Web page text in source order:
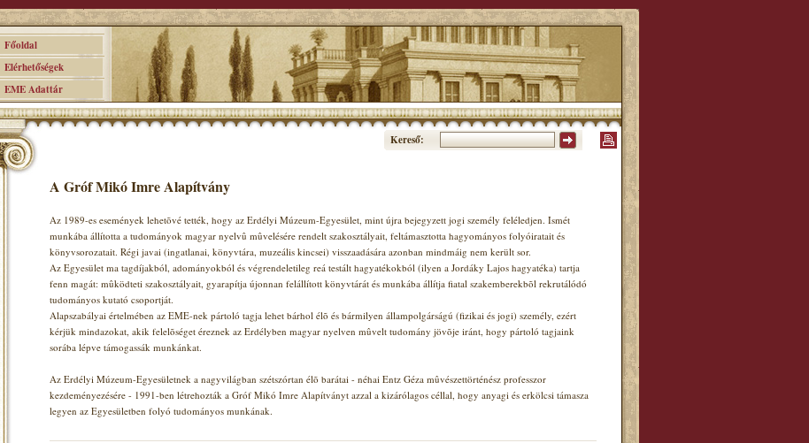
Főoldal
Elérhetőségek
EME Adattár
Kereső:
A Gróf Mikó Imre Alapítvány
Az 1989-es események lehetõvé tették, hogy az Erdélyi Múzeum-Egyesület, mint újra bejegyzett jogi személy feléledjen. Ismét
munkába állította a tudományok magyar nyelvû mûvelésére rendelt szakosztályait, feltámasztotta hagyományos folyóiratait és
könyvsorozatait. Régi javai (ingatlanai, könyvtára, muzeális kincsei) visszaadására azonban mindmáig nem került sor.
Az Egyesület ma tagdíjakból, adományokból és végrendeletileg reá testált hagyatékokból (ilyen a Jordáky Lajos hagyatéka) tartja
fenn magát: mûködteti szakosztályait, gyarapítja újonnan felállított könyvtárát és munkába állítja fiatal szakemberekbõl rekrutálódó
tudományos kutató csoportját.
Alapszabályai értelmében az EME-nek pártoló tagja lehet bárhol élõ és bármilyen állampolgárságú (fizikai és jogi) személy, ezért
kérjük mindazokat, akik felelõséget éreznek az Erdélyben magyar nyelven mûvelt tudomány jövõje iránt, hogy pártoló tagjaink
sorába lépve támogassák munkánkat.
Az Erdélyi Múzeum-Egyesületnek a nagyvilágban szétszórtan élõ barátai - néhai Entz Géza mûvészettörténész professzor
kezdeményezésére - 1991-ben létrehozták a Gróf Mikó Imre Alapítványt azzal a kizárólagos céllal, hogy anyagi és erkölcsi támasza
legyen az Egyesületben folyó tudományos munkának.